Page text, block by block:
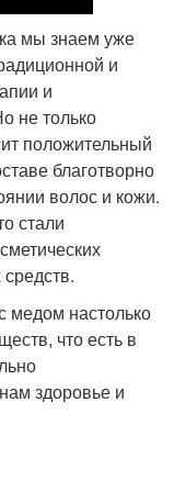
мы знаем уже
и
и
не только
положительный
благотворно
волос и кожи.
стали
медом настолько
что есть в
здоровье и